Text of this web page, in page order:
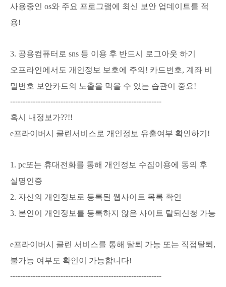
사용중인 os와 주요 프로그램에 최신 보안 업데이트를 적
용!
3. 공용컴퓨터로 sns 등 이용 후 반드시 로그아웃 하기
오프라인에서도 개인정보 보호에 주의! 카드번호, 계좌 비
밀번호 보안카드의 노출을 막을 수 있는 습관이 중요!
------------------------------------------------------------
혹시 내정보가??!!
e프라이버시 클린서비스로 개인정보 유출여부 확인하기!
1. pc또는 휴대전화를 통해 개인정보 수집이용에 동의 후
실명인증
2. 자신의 개인정보로 등록된 웹사이트 목록 확인
3. 본인이 개인정보를 등록하지 않은 사이트 탈퇴신청 가능
e프라이버시 클린 서비스를 통해 탈퇴 가능 또는 직접탈퇴,
불가능 여부도 확인이
가능합니다!
------------------------------------------------------------